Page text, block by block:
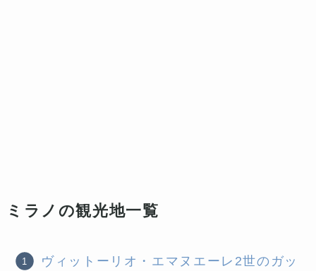
ミラノの観光地一覧
ヴィットーリオ・エマヌエーレ2世のガッ